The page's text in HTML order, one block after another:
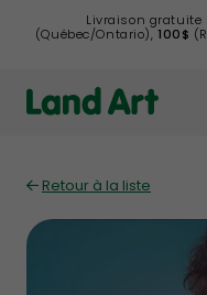
Livraison gratuite
(Québec/Ontario), 100$
Retour à la liste